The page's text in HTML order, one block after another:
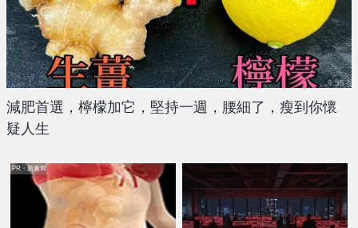
減肥首選，檸檬加它，堅持一週，腰細了，瘦到你懷
疑人生
PR・新素簡